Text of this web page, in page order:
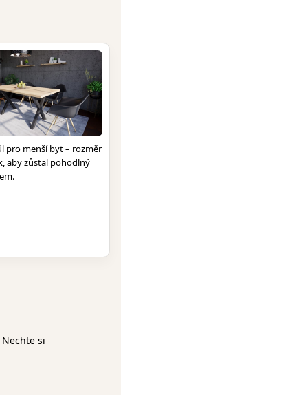
pro menší byt – rozměr
aby zůstal pohodlný
si